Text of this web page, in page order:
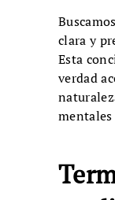
clara y
Esta
verdad